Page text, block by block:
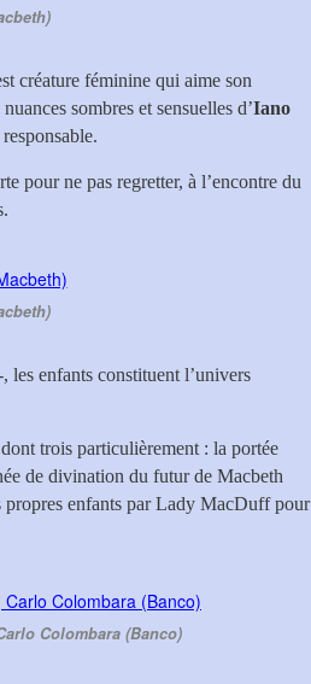
créature féminine qui aime son
sombres et sensuelles d’Iano
pour ne pas regretter, à l’encontre du
les enfants constituent l’univers
trois particulièrement : la portée
de divination du futur de Macbeth
propres enfants par Lady MacDuff pour
Colombara (Banco)